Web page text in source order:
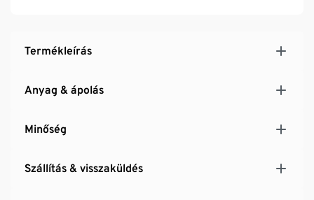
Termékleírás
Anyag & ápolás
Minőség
Szállítás & visszaküldés